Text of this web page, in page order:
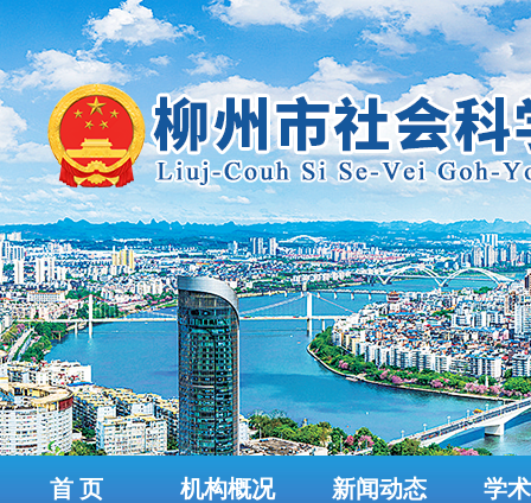
首 页 机构概况 新闻动态 学